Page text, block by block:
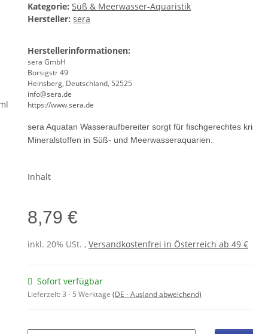
Kategorie: Süß & Meerwasser-Aquaristik
Hersteller: sera
Herstellerinformationen:
sera GmbH
Borsigstr 49
Heinsberg, Deutschland, 52525
info@sera.de
https://www.sera.de
sera Aquatan Wasseraufbereiter sorgt für fischgerechtes
Mineralstoffen in Süß- und Meerwasseraquarien.
Inhalt
8,79 €
inkl. 20% USt. , Versandkostenfrei in Österreich ab 49 €
Sofort verfügbar
Lieferzeit:3 - 5 Werktage (DE - Ausland abweichend)